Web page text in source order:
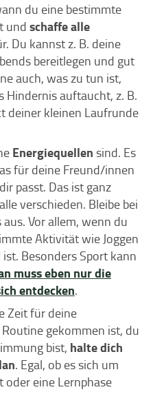
du eine bestimmte
und schaffe alle
Du kannst z. B. deine
bereitlegen und gut
auch, was zu tun ist,
auftaucht, z. B.
deiner kleinen Laufrunde
Energiequellen sind. Es
für deine Freund/innen
passt. Das ist ganz
verschieden. Bleibe bei
Vor allem, wenn du
Aktivität wie Joggen
Besonders Sport kann
muss eben nur die
entdecken.
Zeit für deine
gekommen ist, du
bist, halte dich
. Egal, ob es sich um
oder eine Lernphase